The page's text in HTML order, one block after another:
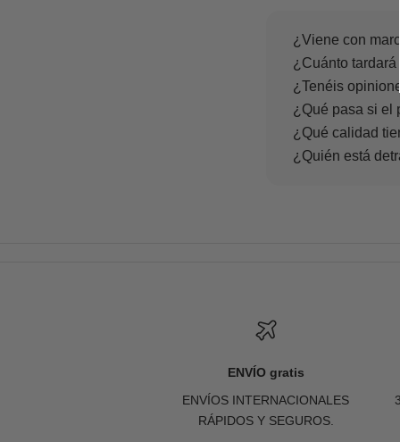
¿Viene con
¿Cuánto
¿Tenéis
¿Qué pasa si el
¿Qué calidad
¿Quién está
ENVÍO gratis
ENVÍOS INTERNACIONALES
RÁPIDOS Y SEGUROS.